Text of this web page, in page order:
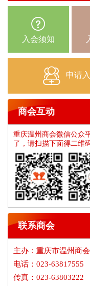
入会须知
申请
商会互动
重庆温州商会微信公众
了，请扫描下面得二维
联系商会
主办：重庆市温州商会
电话：023-63817555
传真：023-63803222